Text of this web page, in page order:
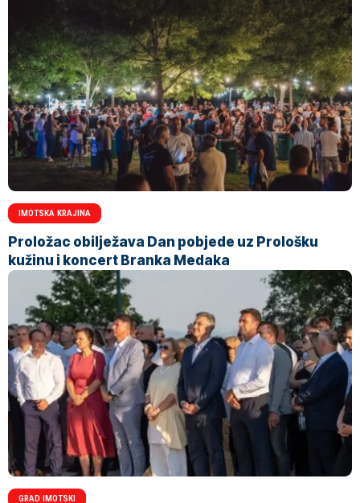
IMOTSKA KRAJINA
Proložac obilježava Dan pobjede uz Prološku
kužinu i koncert Branka Medaka
GRAD IMOTSKI